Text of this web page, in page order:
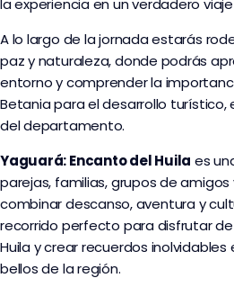
A lo largo de la jornada estarás
paz y naturaleza, donde podrás
entorno y comprender la
Betania para el desarrollo
del departamento.
Yaguará: Encanto del Huila es
parejas, familias, grupos de
combinar descanso, aventura y
recorrido perfecto para disfrutar
Huila y crear recuerdos
bellos de la región.